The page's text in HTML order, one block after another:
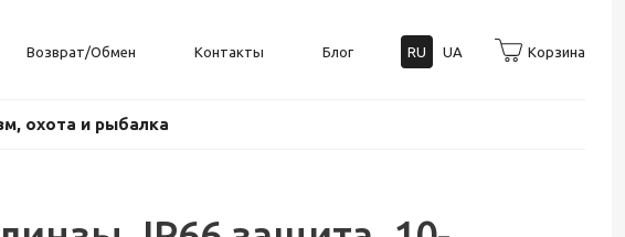
Возврат/Обмен Контакты Блог RU UA Корзина
охота и рыбалка